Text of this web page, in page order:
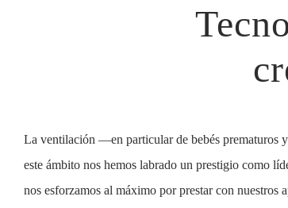
La ventilación —en particular de bebés prematuros
este ámbito nos hemos labrado un prestigio como
nos esforzamos al máximo por prestar con nuestros